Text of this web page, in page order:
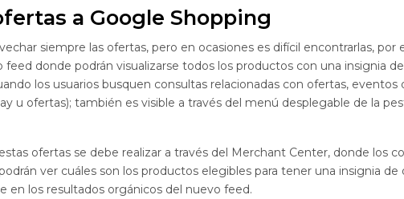
a Google Shopping
siempre las ofertas, pero en ocasiones es difícil encontrarlas, por
donde podrán visualizarse todos los productos con una insignia
los usuarios busquen consultas relacionadas con ofertas, eventos
u ofertas); también es visible a través del menú desplegable de la
ofertas se debe realizar a través del Merchant Center, donde los
ver cuáles son los productos elegibles para tener una insignia de
en los resultados orgánicos del nuevo feed.